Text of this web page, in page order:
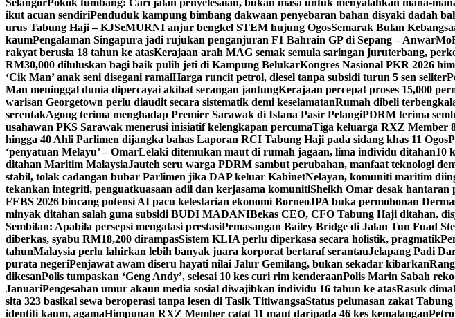
SelangorPokok tumbang: Cari jalan penyelesaian, bukan masa untuk menyalahkan mana-
ikut acuan sendiriPenduduk kampung bimbang dakwaan penyebaran bahan disyaki dadah
urus Tabung Haji – KJSeMURNI anjur bengkel STEM hujung OgosSemarak Bulan
kaumPengalaman Singapura jadi rujukan penganjuran F1 Bahrain GP di Sepang – Anwar
rakyat berusia 18 tahun ke atasKerajaan arah MAG semak semula saringan juruterbang,
RM30,000 diluluskan bagi baik pulih jeti di Kampung BelukarKongres Nasional PKR 2026
‘Cik Man’ anak seni disegani ramaiHarga runcit petrol, diesel tanpa subsidi turun 5 sen seliter
Man meninggal dunia dipercayai akibat serangan jantungKerajaan percepat proses 15,000
warisan Georgetown perlu diaudit secara sistematik demi keselamatanRumah dibeli
serentakAgong terima menghadap Premier Sarawak di Istana Pasir PelangiPDRM terima
usahawan PKS Sarawak menerusi inisiatif kelengkapan percumaTiga keluarga RXZ Member
hingga 40 Ahli Parlimen dijangka bahas Laporan RCI Tabung Haji pada sidang khas 11 Ogos
‘penyatuan Melayu’ – OmarLelaki ditemukan maut di rumah jagaan, lima individu ditahan10
ditahan Maritim MalaysiaJauteh seru warga PDRM sambut perubahan, manfaat teknologi
stabil, tolak cadangan bubar Parlimen jika DAP keluar KabinetNelayan, komuniti maritim
tekankan integriti, penguatkuasaan adil dan kerjasama komunitiSheikh Omar desak hantaran
FEBS 2026 bincang potensi AI pacu kelestarian ekonomi BorneoJPA buka permohonan
minyak ditahan salah guna subsidi BUDI MADANIBekas CEO, CFO Tabung Haji ditahan,
Sembilan: Apabila persepsi mengatasi prestasiPemasangan Bailey Bridge di Jalan Tun Fuad
diberkas, syabu RM18,200 dirampasSistem KLIA perlu diperkasa secara holistik, pragmatik
tahunMalaysia perlu lahirkan lebih banyak juara korporat bertaraf serantauJelapang Padi
purata negeriPenjawat awam diseru hayati nilai Jalur Gemilang, bukan sekadar kibarkan
dikesanPolis tumpaskan ‘Geng Andy’, selesai 10 kes curi rim kenderaanPolis Marin Sabah
JanuariPengesahan umur akaun media sosial diwajibkan individu 16 tahun ke atasRasuk
sita 323 basikal sewa beroperasi tanpa lesen di Tasik TitiwangsaStatus pelunasan zakat
identiti kaum, agamaHimpunan RXZ Member catat 11 maut daripada 46 kes kemalangan